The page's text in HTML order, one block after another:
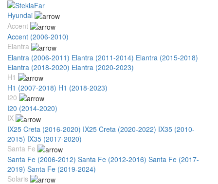
Hyundai
Accent
Accent (2006-2010)
Elantra
Elantra (2006-2011) Elantra (2011-2014) Elantra (2015-2018)
Elantra (2018-2020) Elantra (2020-2023)
H1
H1 (2007-2018) H1 (2018-2023)
I20
I20 (2014-2020)
IX
IX25 Creta (2016-2020) IX25 Creta (2020-2022) IX35 (2010-
2015) IX35 (2017-2020)
Santa Fe
Santa Fe (2006-2012) Santa Fe (2012-2016) Santa Fe (2017-
2019) Santa Fe (2019-2024)
Solaris